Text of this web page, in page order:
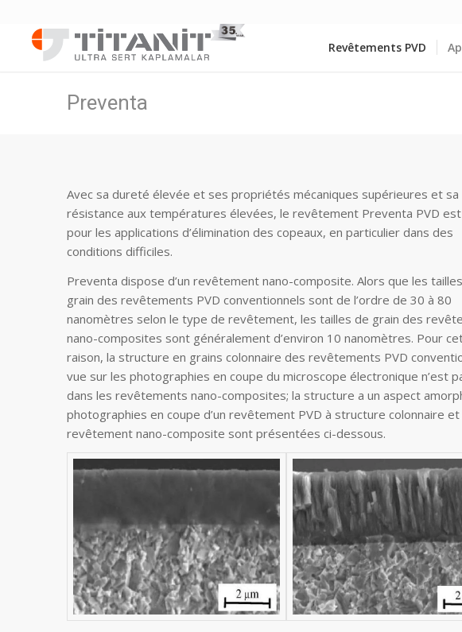
Revêtements PVD
Preventa
Avec sa dureté élevée et ses propriétés mécaniques supérieures et sa
résistance aux températures élevées, le revêtement Preventa PVD
pour les applications d’élimination des copeaux, en particulier dans des
conditions difficiles.
Preventa dispose d’un revêtement nano-composite. Alors que les
grain des revêtements PVD conventionnels sont de l’ordre de 30 à 80
nanomètres selon le type de revêtement, les tailles de grain des
nano-composites sont généralement d’environ 10 nanomètres. Pour
raison, la structure en grains colonnaire des revêtements PVD
vue sur les photographies en coupe du microscope électronique n’est
dans les revêtements nano-composites; la structure a un aspect
photographies en coupe d’un revêtement PVD à structure colonnaire et
revêtement nano-composite sont présentées ci-dessous.